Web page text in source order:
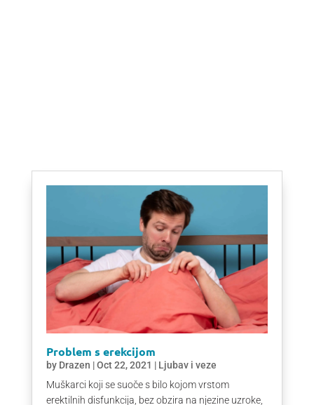
Problem s erekcijom
by Drazen |Oct 22, 2021 | Ljubav i veze
Muškarci koji se suoče s bilo kojom vrstom
erektilnih disfunkcija, bez obzira na njezine uzroke,